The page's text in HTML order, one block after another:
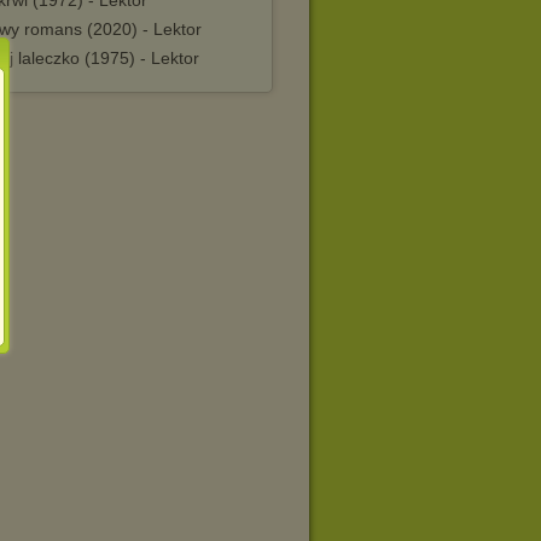
romans (2020) - Lektor
laleczko (1975) - Lektor